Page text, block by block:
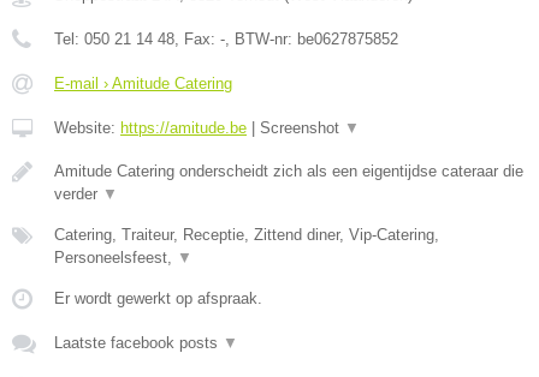
Tel: 050 21 14 48, Fax: -, BTW-nr: be0627875852
E-mail › Amitude Catering
Website: https://amitude.be Screenshot ▼
Amitude Catering onderscheidt zich als een eigentijdse cateraar die
verder ▼
Catering, Traiteur, Receptie, Zittend diner, Vip-Catering,
Personeelsfeest, ▼
Er wordt gewerkt op afspraak.
Laatste facebook posts ▼